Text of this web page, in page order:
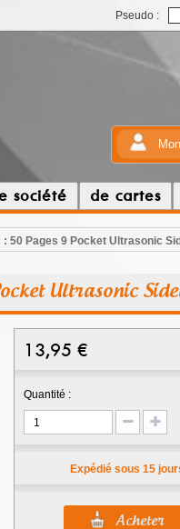
Pseudo :
société de cartes
: 50 Pages 9 Pocket Ultrasonic
Ultrasonic
13,95 €
Quantité :
Expédié sous 15